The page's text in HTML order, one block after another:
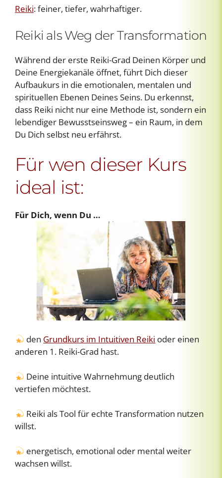
Reiki: feiner, tiefer, wahrhaftiger.
Reiki als Weg der Transformation
Während der erste Reiki-Grad Deinen Körper und
Deine Energiekanäle öffnet, führt Dich dieser
Aufbaukurs in die emotionalen, mentalen und
spirituellen Ebenen Deines Seins. Du erkennst,
dass Reiki nicht nur eine Methode ist, sondern ein
lebendiger Bewusstseinsweg – ein Raum, in dem
Du Dich selbst neu erfährst.
Für wen dieser Kurs
ideal ist:
Für Dich, wenn Du …
den Grundkurs im Intuitiven Reiki oder einen
anderen 1. Reiki-Grad hast.
Deine intuitive Wahrnehmung deutlich
vertiefen möchtest.
Reiki als Tool für echte Transformation nutzen
willst.
energetisch, emotional oder mental weiter
wachsen willst.